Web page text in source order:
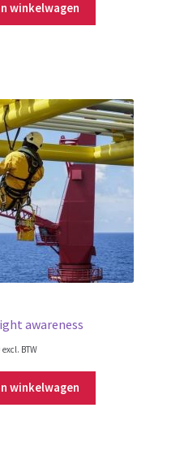
winkelwagen
awareness
excl. BTW
winkelwagen